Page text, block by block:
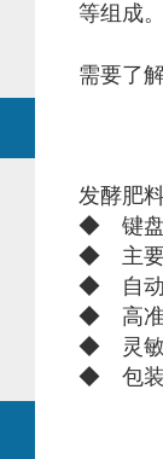
等组成
需要了
发酵肥
◆ 键盘
◆ 主要
◆ 自动
◆ 高准
◆ 灵敏
◆ 包装